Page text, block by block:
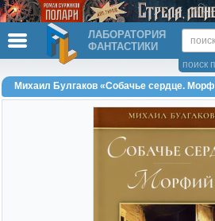
ЛАБОРАТОРИЯ
ФАНТАСТИКИ
поиск
Михаил Булгаков «Собачье сердце.